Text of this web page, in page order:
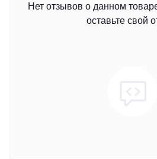
Нет отзывов о данном
оставьте свой